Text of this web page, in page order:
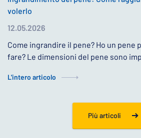
volerlo
12.05.2026
Come ingrandire il pene? Ho un pene
fare? Le dimensioni del pene sono
L'intero articolo
Più articoli